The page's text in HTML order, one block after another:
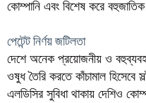
কোম্পানি এবং বিশেষ করে
পেটেন্ট নির্ণয় জটিলতা
দেশে অনেক প্রয়োজনীয় ও
ওষুধ তৈরি করতে কাঁচামাল
এলডিসির সুবিধা থাকায় দেশিও